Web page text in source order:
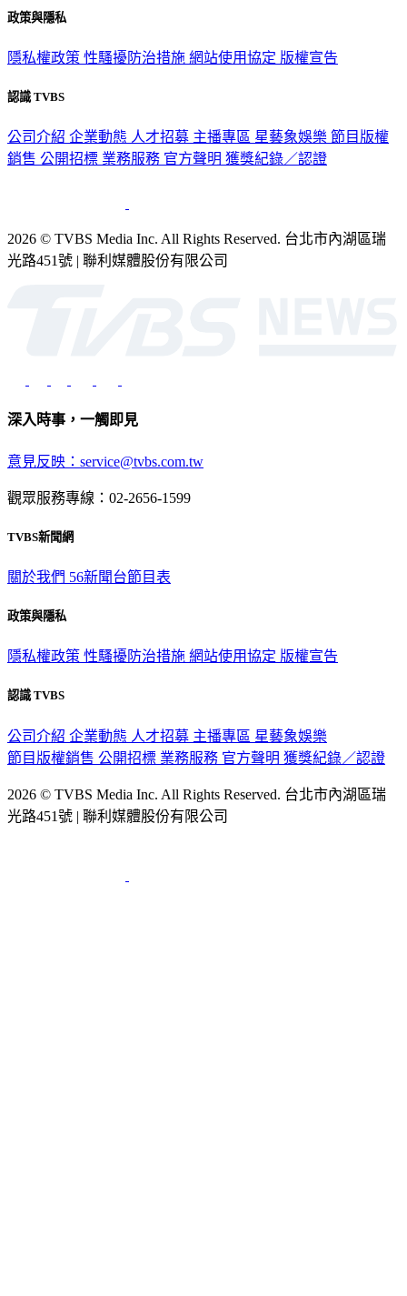
政策與隱私
隱私權政策 性騷擾防治措施 網站使用協定 版權宣告
認識 TVBS
公司介紹 企業動態 人才招募 主播專區 星藝象娛樂 節目版權
銷售 公開招標 業務服務 官方聲明 獲獎紀錄／認證
2026 © TVBS Media Inc. All Rights Reserved. 台北市內湖區瑞
光路451號 | 聯利媒體股份有限公司
深入時事，一觸即見
意見反映：service@tvbs.com.tw
觀眾服務專線：02-2656-1599
TVBS新聞網
關於我們 56新聞台節目表
政策與隱私
隱私權政策 性騷擾防治措施 網站使用協定 版權宣告
認識 TVBS
公司介紹 企業動態 人才招募 主播專區 星藝象娛樂
節目版權銷售 公開招標 業務服務 官方聲明 獲獎紀錄／認證
2026 © TVBS Media Inc. All Rights Reserved. 台北市內湖區瑞
光路451號 | 聯利媒體股份有限公司